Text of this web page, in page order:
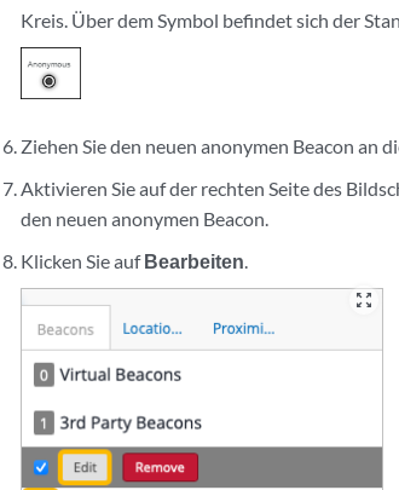
Kreis. Über dem Symbol befindet sich der
Ziehen Sie den neuen anonymen Beacon an
Aktivieren Sie auf der rechten Seite des
den neuen anonymen Beacon.
Klicken Sie aufBearbeiten.
zoom_out_map